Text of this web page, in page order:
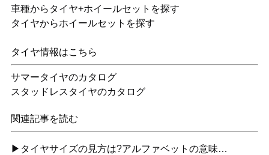
車種からタイヤ+ホイールセットを探す
タイヤからホイールセットを探す
タイヤ情報はこちら
サマータイヤのカタログ
スタッドレスタイヤのカタログ
関連記事を読む
▶タイヤサイズの見方は?アルファベットの意味…